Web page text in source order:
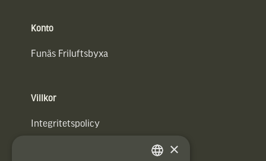
Konto
Funäs Friluftsbyxa
Villkor
Integritetspolicy
×